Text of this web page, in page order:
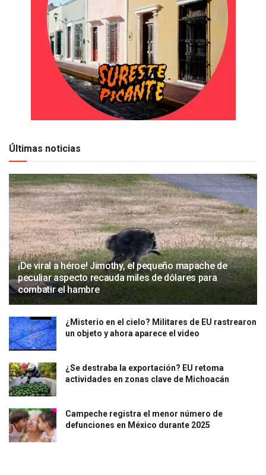
Últimas noticias
¡De viral a héroe! Jimothy, el pequeño mapache de
peculiar aspecto recauda miles de dólares para
combatir el hambre
¿Misterio en el cielo? Militares de EU rastrearon
un objeto y ahora aparece el video
¿Se destraba la exportación? EU retoma
actividades en zonas clave de Michoacán
Campeche registra el menor número de
defunciones en México durante 2025